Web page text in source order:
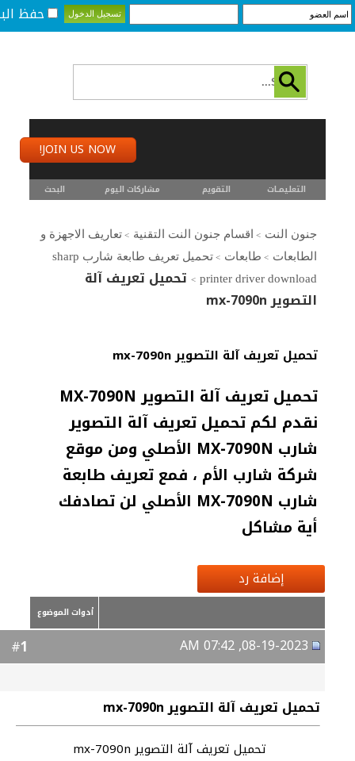
حفظ
JOIN US NOW!
التعليمـــات التقويم مشاركات اليوم البحث
جنون النت > اقسام جنون النت التقنية > تعاريف الاجهزة و
الطابعات > طابعات >
تحميل تعريف طابعة شارب sharp
printer driver download
> تحميل تعريف آلة
التصوير mx-7090n
تحميل تعريف آلة التصوير mx-7090n
تحميل تعريف آلة التصوير MX-7090N
نقدم لكم تحميل تعريف آلة التصوير
شارب MX-7090N الأصلي ومن موقع
شركة شارب الأم ، فمع تعريف طابعة
شارب MX-7090N الأصلي لن تصادفك
أية مشاكل
إضافة رد
أدوات الموضوع
1
تحميل تعريف آلة التصوير mx-7090n
تحميل تعريف آلة التصوير mx-7090n